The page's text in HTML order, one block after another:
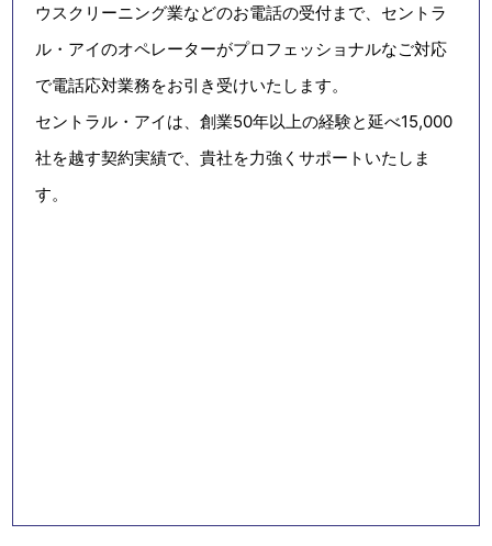
ウスクリーニング業などのお電話の受付まで、セントラ
ル・アイのオペレーターがプロフェッショナルなご対応
で電話応対業務をお引き受けいたします。
セントラル・アイは、創業50年以上の経験と延べ15,000
社を越す契約実績で、貴社を力強くサポートいたしま
す。